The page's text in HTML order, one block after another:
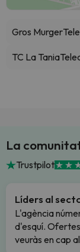
Gros Murger
TC La Tania
La
Trustpilot
Líders al
L'agència
d'esquí.
veuràs en cap